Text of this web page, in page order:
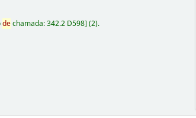
dechamada:342.2 D598](2).